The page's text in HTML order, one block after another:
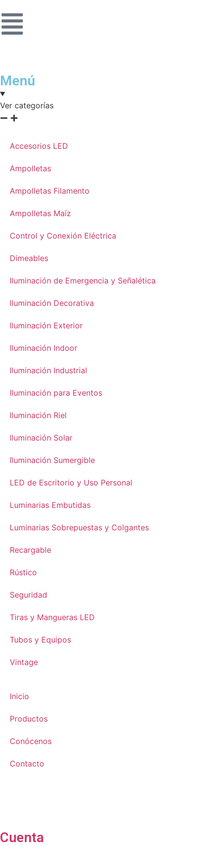
Menú
Ver categorías
Accesorios LED
Ampolletas
Ampolletas Filamento
Ampolletas Maíz
Control y Conexión Eléctrica
Dimeables
Iluminación de Emergencia y Señalética
Iluminación Decorativa
Iluminación Exterior
Iluminación Indoor
Iluminación Industrial
Iluminación para Eventos
Iluminación Riel
Iluminación Solar
Iluminación Sumergible
LED de Escritorio y Uso Personal
Luminarias Embutidas
Luminarias Sobrepuestas y Colgantes
Recargable
Rústico
Seguridad
Tiras y Mangueras LED
Tubos y Equipos
Vintage
Inicio
Productos
Conócenos
Contacto
Cuenta